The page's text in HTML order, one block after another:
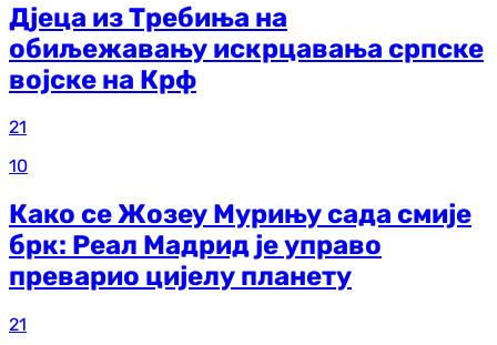
Дјеца из Требиња на
обиљежавању искрцавања српске
војске на Крф
21
10
Како се Жозеу Мурињу сада смије
брк: Реал Мадрид је управо
преварио цијелу планету
21